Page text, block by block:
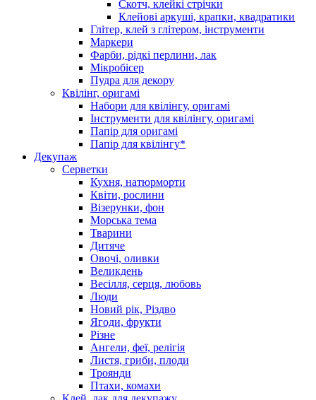
Скотч, клейкі стрічки
Клейові аркуші, крапки, квадратики
Глітер, клей з глітером, інструменти
Маркери
Фарби, рідкі перлини, лак
Мікробісер
Пудра для декору
Квілінг, оригамі
Набори для квілінгу, оригамі
Інструменти для квілінгу, оригамі
Папір для оригамі
Папір для квілінгу*
Декупаж
Серветки
Кухня, натюрморти
Квіти, рослини
Візерунки, фон
Морська тема
Тварини
Дитяче
Овочі, оливки
Великдень
Весілля, серця, любовь
Люди
Новий рік, Різдво
Ягоди, фрукти
Різне
Ангели, феї, релігія
Листя, гриби, плоди
Троянди
Птахи, комахи